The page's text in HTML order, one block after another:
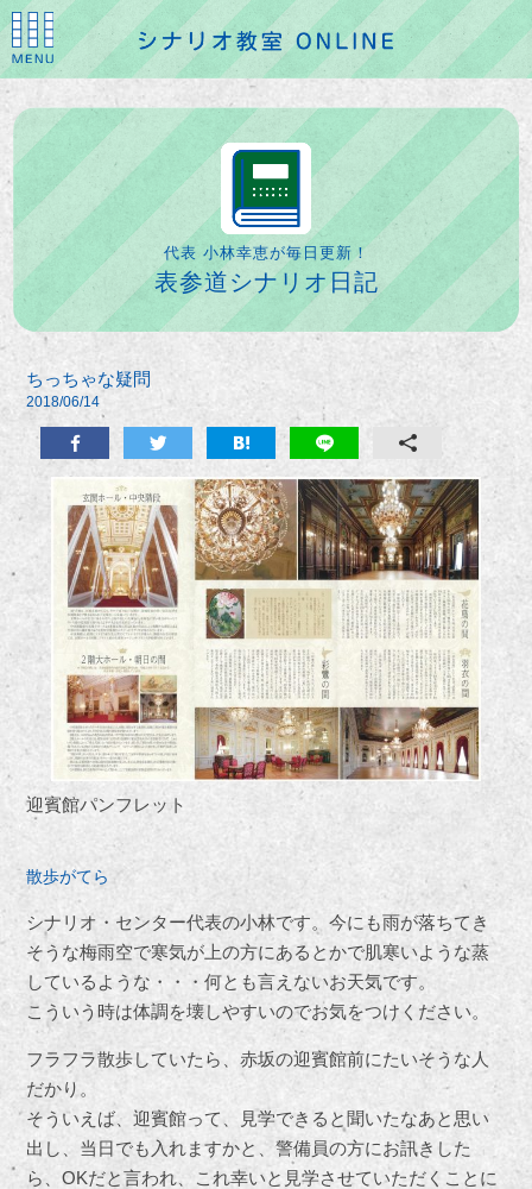
代表 小林幸恵が毎日更新！
表参道シナリオ日記
ちっちゃな疑問
2018/06/14
迎賓館パンフレット
散歩がてら
シナリオ・センター代表の小林です。今にも雨が落ちてき
そうな梅雨空で寒気が上の方にあるとかで肌寒いような蒸
しているような・・・何とも言えないお天気です。
こういう時は体調を壊しやすいのでお気をつけください。
フラフラ散歩していたら、赤坂の迎賓館前にたいそうな人
だかり。
そういえば、迎賓館って、見学できると聞いたなあと思い
出し、当日でも入れますかと、警備員の方にお訊きした
ら、OKだと言われ、これ幸いと見学させていただくことに